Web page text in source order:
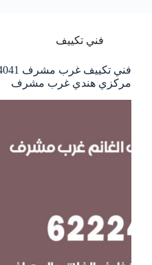
فني تكييف
مركزي هندي غرب مشرف